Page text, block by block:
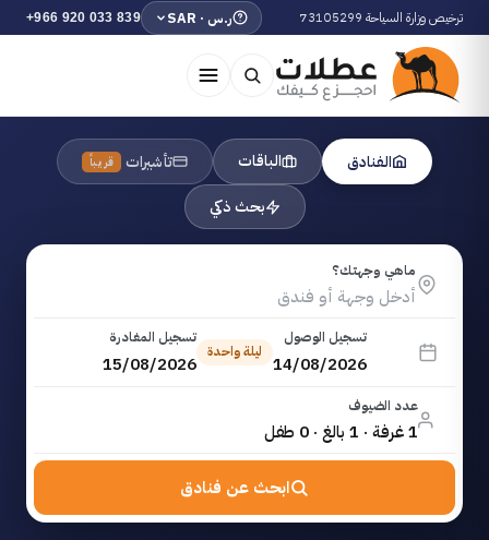
ترخيص وزارة السياحة 73105299 ر.س · SAR +966 920 033 839
الفنادق الباقات تأشيرات قريباً
بحث ذكي
ماهي وجهتك؟
تسجيل الوصول
14/08/2026
ليلة واحدة
تسجيل المغادرة
15/08/2026
عدد الضيوف
1 غرفة · 1 بالغ · 0 طفل
ابحث عن فنادق